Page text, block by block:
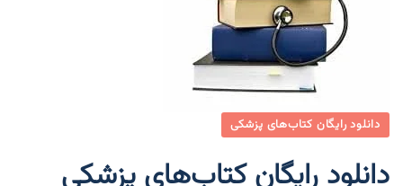
دانلود رایگان کتاب‌های پزشکی
دانلود رایگان کتاب‌های پزشکی